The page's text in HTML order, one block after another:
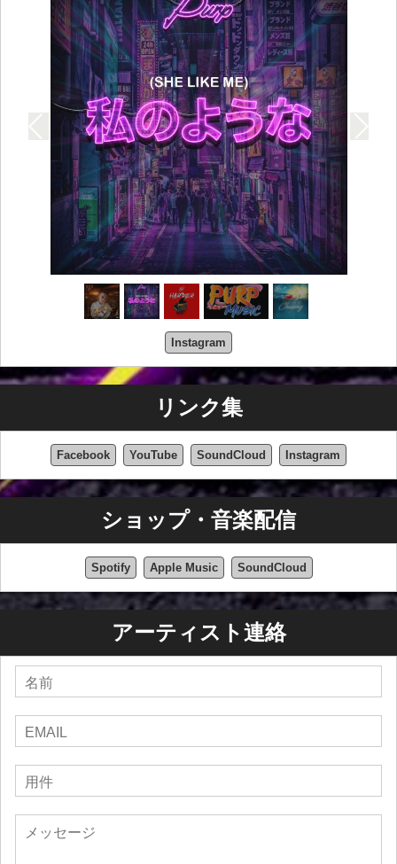
Instagram
リンク集
Facebook YouTube SoundCloud Instagram
ショップ・音楽配信
Spotify Apple Music SoundCloud
アーティスト連絡